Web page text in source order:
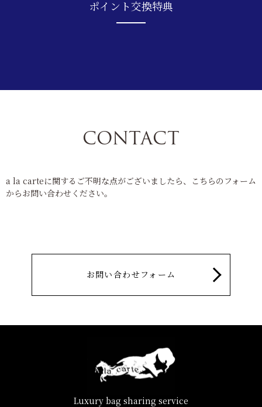
ポイント交換特典
CONTACT
a la carteに関するご不明な点がございましたら、こちらのフォーム
からお問い合わせください。
お問い合わせフォーム
Luxury bag sharing service